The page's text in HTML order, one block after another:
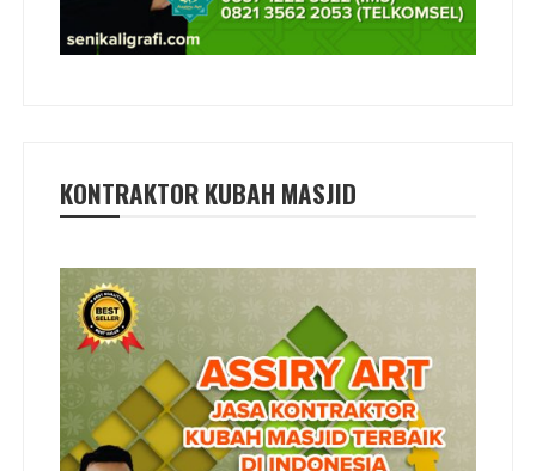
KONTRAKTOR KUBAH MASJID